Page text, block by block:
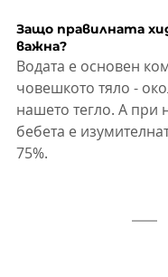
Защо правилната
важна?
Водата е основен
човешкото тяло -
нашето тегло. А при
бебета е
75%.